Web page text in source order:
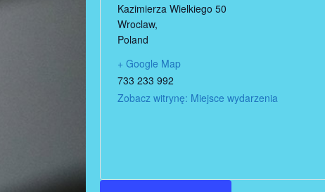
Kazimierza Wielkiego 50
Wroclaw,
Poland
+ Google Map
733 233 992
Zobacz witrynę: Miejsce wydarzenia